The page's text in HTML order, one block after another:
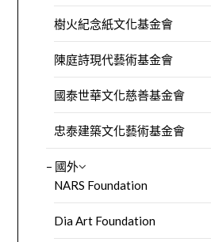
樹火紀念紙文化基金會
陳庭詩現代藝術基金會
國泰世華文化慈善基金會
忠泰建築文化藝術基金會
– 國外
NARS Foundation
Dia Art Foundation